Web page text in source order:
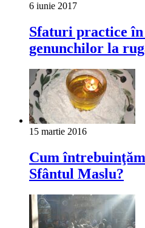
6 iunie 2017
Sfaturi practice
genunchilor la
15 martie 2016
Cum
Sfântul Maslu?